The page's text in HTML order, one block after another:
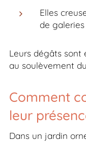
Elles
de
Leurs dégâts sont
au soulèvement
Comment
leur
Dans un jardin